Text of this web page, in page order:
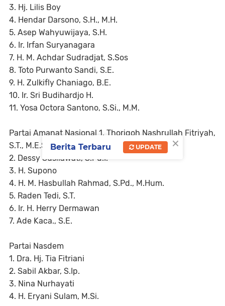
3. Hj. Lilis Boy
4. Hendar Darsono, S.H., M.H.
5. Asep Wahyuwijaya, S.H.
6. Ir. Irfan Suryanagara
7. H. M. Achdar Sudradjat, S.Sos
8. Toto Purwanto Sandi, S.E.
9. H. Zulkifly Chaniago, B.E.
10. Ir. Sri Budihardjo H.
11. Yosa Octora Santono, S.Si., M.M.
Partai Amanat Nasional 1. Thoriqoh Nashrullah Fitriyah,
S.T., M.E.Sy.
2. Dessy Susilawati, S.Pd.I.
3. H. Supono
4. H. M. Hasbullah Rahmad, S.Pd., M.Hum.
5. Raden Tedi, S.T.
6. Ir. H. Herry Dermawan
7. Ade Kaca., S.E.
Partai Nasdem
1. Dra. Hj. Tia Fitriani
2. Sabil Akbar, S.Ip.
3. Nina Nurhayati
4. H. Eryani Sulam, M.Si.
×
Berita Terbaru UPDATE